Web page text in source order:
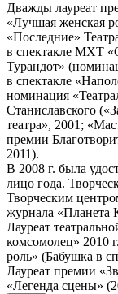
Дважды лауреат
«Лучшая женская
«Последние»
в спектакле МХТ
Турандот»
в спектакле
номинация
Станиславского
театра», 2001;
премии
2011).
В 2008 г. была
лицо года.
Творческим
журнала «Планета
Лауреат
комсомолец» 2010
роль» (Бабушка в
Лауреат премии
«Легенда сцены»